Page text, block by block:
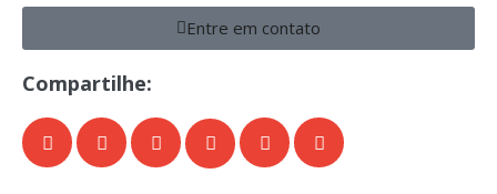
Entre em contato
Compartilhe: